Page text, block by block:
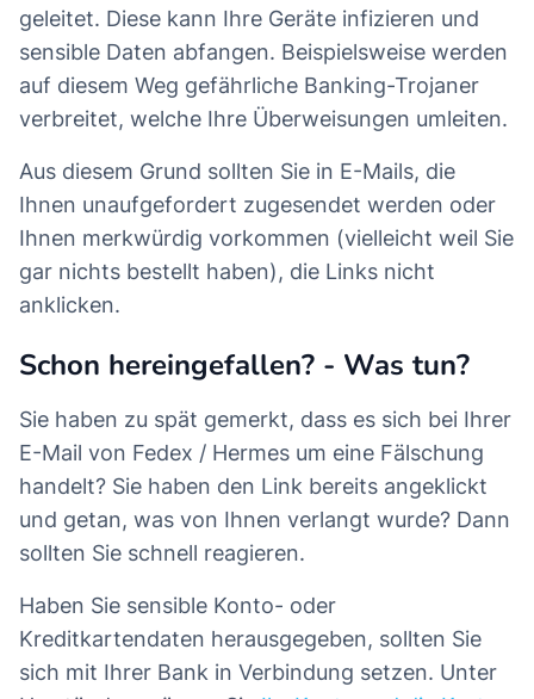
geleitet. Diese kann Ihre Geräte infizieren und
sensible Daten abfangen. Beispielsweise werden
auf diesem Weg gefährliche Banking-Trojaner
verbreitet, welche Ihre Überweisungen umleiten.
Aus diesem Grund sollten Sie in E-Mails, die
Ihnen unaufgefordert zugesendet werden oder
Ihnen merkwürdig vorkommen (vielleicht weil Sie
gar nichts bestellt haben), die Links nicht
anklicken.
Schon hereingefallen? - Was tun?
Sie haben zu spät gemerkt, dass es sich bei Ihrer
E-Mail von Fedex / Hermes um eine Fälschung
handelt? Sie haben den Link bereits angeklickt
und getan, was von Ihnen verlangt wurde? Dann
sollten Sie schnell reagieren.
Haben Sie sensible Konto- oder
Kreditkartendaten herausgegeben, sollten Sie
sich mit Ihrer Bank in Verbindung setzen. Unter